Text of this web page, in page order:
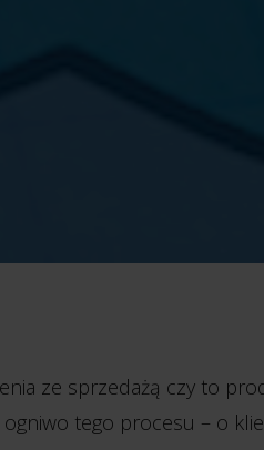
ze sprzedażą czy to
tego procesu – o